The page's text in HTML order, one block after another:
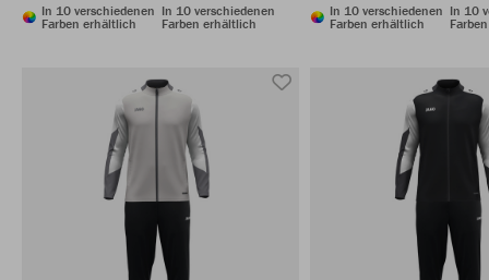
In 10 verschiedenen
Farben erhältlich
In 10 verschiedenen
Farben erhältlich
In 10 verschiedenen
Farben erhältlich
In 10